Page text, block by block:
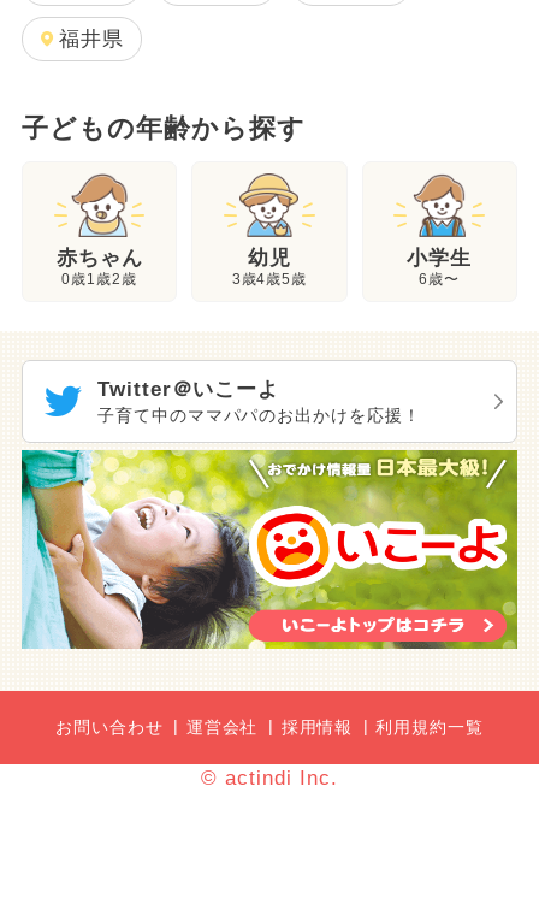
福井県
子どもの年齢から探す
赤ちゃん
0歳1歳2歳
幼児
3歳4歳5歳
小学生
6歳〜
Twitter＠いこーよ
子育て中のママパパのお出かけを応援！
お問い合わせ 運営会社 採用情報 利用規約一覧
© actindi Inc.